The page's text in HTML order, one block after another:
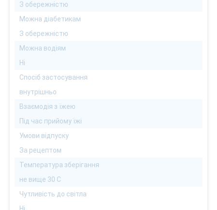
З обережністю
Можна діабетикам
З обережністю
Можна водіям
Ні
Спосіб застосування
внутрішньо
Взаємодія з їжею
Під час прийому їжі
Умови відпуску
За рецептом
Температура зберігання
не вище 30 С
Чутливість до світла